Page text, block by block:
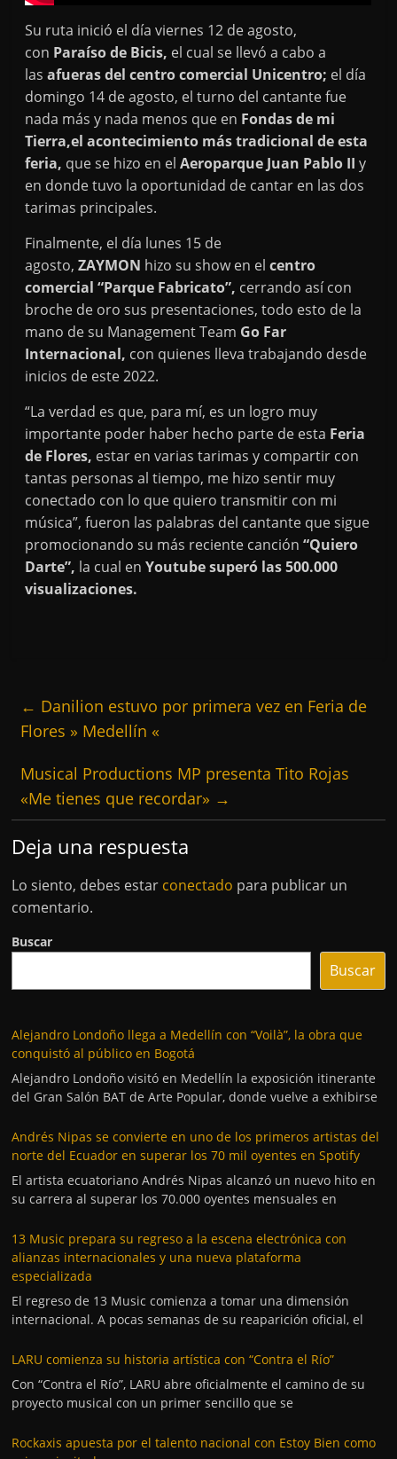
Su ruta inició el día viernes 12 de agosto,
con Paraíso de Bicis, el cual se llevó a cabo a
las afueras del centro comercial Unicentro; el día
domingo 14 de agosto, el turno del cantante fue
nada más y nada menos que en Fondas de mi
Tierra,el acontecimiento más tradicional de esta
feria, que se hizo en elAeroparque Juan Pablo IIy
en donde tuvo la oportunidad de cantar en las dos
tarimas principales.
Finalmente, el día lunes 15 de
agosto,ZAYMON hizo su show en elcentro
comercial “Parque Fabricato”, cerrando así con
broche de oro sus presentaciones, todo esto de la
mano de su Management Team Go Far
Internacional, con quienes lleva trabajando desde
inicios de este 2022.
“La verdad es que, para mí, es un logro muy
importante poder haber hecho parte de esta Feria
de Flores, estar en varias tarimas y compartir con
tantas personas al tiempo, me hizo sentir muy
conectado con lo que quiero transmitir con mi
música”, fueron las palabras del cantante que sigue
promocionando su más reciente canción“Quiero
Darte”, la cual enYoutube superó las 500.000
visualizaciones.
← Danilion estuvo por primera vez en Feria de
Flores » Medellín «
Musical Productions MP presenta Tito Rojas
«Me tienes que recordar» →
Deja una respuesta
Lo siento, debes estar conectado para publicar un
comentario.
Buscar
Buscar
Alejandro Londoño llega a Medellín con “Voilà”, la obra que
conquistó al público en Bogotá
Alejandro Londoño visitó en Medellín la exposición itinerante
del Gran Salón BAT de Arte Popular, donde vuelve a exhibirse
Andrés Nipas se convierte en uno de los primeros artistas del
norte del Ecuador en superar los 70 mil oyentes en Spotify
El artista ecuatoriano Andrés Nipas alcanzó un nuevo hito en
su carrera al superar los 70.000 oyentes mensuales en
13 Music prepara su regreso a la escena electrónica con
alianzas internacionales y una nueva plataforma
especializada
El regreso de 13 Music comienza a tomar una dimensión
internacional. A pocas semanas de su reaparición oficial, el
LARU comienza su historia artística con “Contra el Río”
Con “Contra el Río”, LARU abre oficialmente el camino de su
proyecto musical con un primer sencillo que se
Rockaxis apuesta por el talento nacional con Estoy Bien como